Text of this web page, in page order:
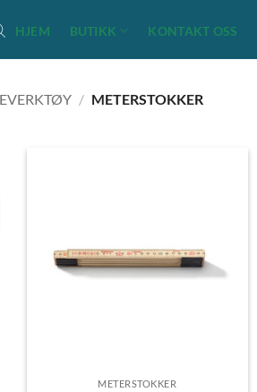
HJEM BUTIKK KONTAKT OSS
/ METERSTOKKER
METERSTOKKER